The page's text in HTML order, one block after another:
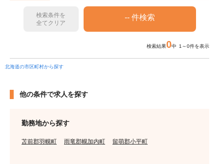
検索条件を
全てクリア
検索結果0中 1～0件を表示
北海道の市区町村から探す
他の条件で求人を探す
勤務地から探す
苫前郡羽幌町 雨竜郡幌加内町 留萌郡小平町